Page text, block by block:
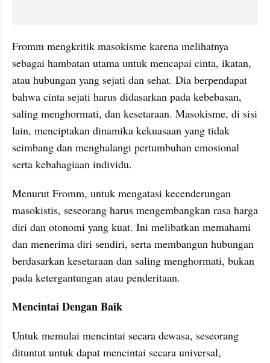
Fromm mengkritik masokisme karena melihatnya
sebagai hambatan utama untuk mencapai cinta, ikatan,
atau hubungan yang sejati dan sehat. Dia berpendapat
bahwa cinta sejati harus didasarkan pada kebebasan,
saling menghormati, dan kesetaraan. Masokisme, di sisi
lain, menciptakan dinamika kekuasaan yang tidak
seimbang dan menghalangi pertumbuhan emosional
serta kebahagiaan individu.
Menurut Fromm, untuk mengatasi kecenderungan
masokistis, seseorang harus mengembangkan rasa harga
diri dan otonomi yang kuat. Ini melibatkan memahami
dan menerima diri sendiri, serta membangun hubungan
berdasarkan kesetaraan dan saling menghormati, bukan
pada ketergantungan atau penderitaan.
Mencintai Dengan Baik
Untuk memulai mencintai secara dewasa, seseorang
dituntut untuk dapat mencintai secara universal,